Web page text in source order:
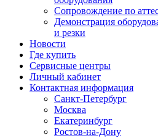
Сопровождение по
Демонстрация
и резки
Новости
Где купить
Сервисные центры
Личный кабинет
Контактная информация
Санкт-Петербург
Москва
Екатеринбург
Ростов-на-Дону